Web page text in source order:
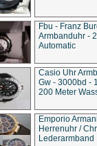
Fbu - Franz
Armbanduhr -
Automatic
Casio Uhr
Gw - 3000bd -
200 Meter
Emporio
Herrenuhr /
Lederarmband